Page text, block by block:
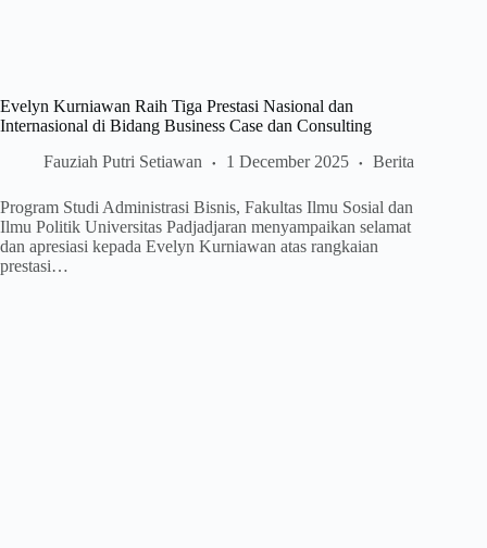
Evelyn Kurniawan Raih Tiga Prestasi Nasional dan
Internasional di Bidang Business Case dan Consulting
Fauziah Putri Setiawan
1 December 2025 Berita
Program Studi Administrasi Bisnis, Fakultas Ilmu Sosial dan
Ilmu Politik Universitas Padjadjaran menyampaikan selamat
dan apresiasi kepada Evelyn Kurniawan atas rangkaian
prestasi…